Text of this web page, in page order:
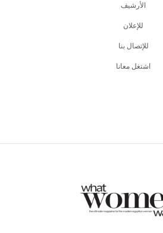
اﻷرشيف
للإعلان
للإتصال بنا
اشتغل معانا